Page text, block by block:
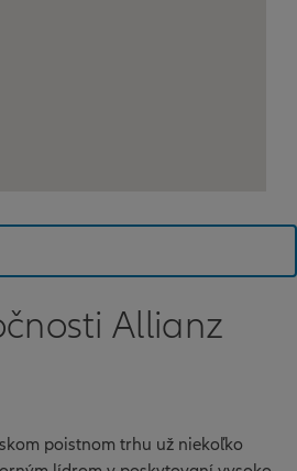
Allianz
poistnom trhu už niekoľko